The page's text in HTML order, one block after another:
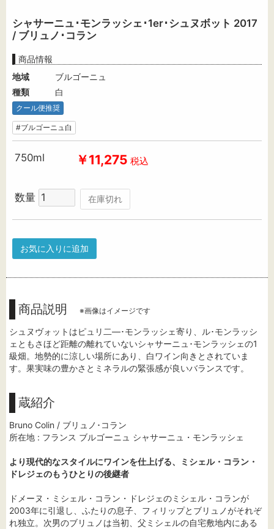
シャサーニュ･モンラッシェ･1er･シュヌボット 2017
/ ブリュノ･コラン
商品情報
地域
ブルゴーニュ
種類
白
クール便推奨
#ブルゴーニュ白
750ml ￥11,275 税込
数量 在庫切れ
お気に入りに追加
商品説明 ※画像はイメージです
シュヌヴォットはピュリ二―･モンラッシェ寄り、ル･モンラッシ
ェともさほど距離の離れていないシャサーニュ･モンラッシェの1
級畑。地勢的に涼しい場所にあり、白ワイン向きとされていま
す。果実味の豊かさとミネラルの緊張感が良いバランスです。
蔵紹介
Bruno Colin / ブリュノ･コラン
所在地 : フランス ブルゴーニュ シャサーニュ・モンラッシェ
より現代的なスタイルにワインを仕上げる、ミシェル・コラン・
ドレジェのもうひとりの後継者
ドメーヌ・ミシェル・コラン・ドレジェのミシェル・コランが
2003年に引退し、ふたりの息子、フィリップとブリュノがそれぞ
れ独立。次男のブリュノは当初、父ミシェルの自宅敷地内にある